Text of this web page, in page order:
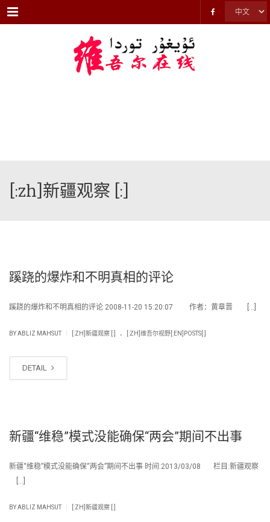
Menu
[:zh]新疆观察 [:]
蹊跷的爆炸和不明真相的评论
蹊跷的爆炸和不明真相的评论 2008-11-20 15:20:07 作者：黄章晋 […]
BYABLIZ MAHSUT [:ZH]新疆观察 [:] . [:ZH]维吾尔视野[:EN]POSTS[:]
DETAIL
新疆“维稳”模式没能确保“两会”期间不出事
新疆“维稳”模式没能确保“两会”期间不出事 时间:2013/03/08 栏目:新疆观察
[…]
BYABLIZ MAHSUT [:ZH]新疆观察 [:]